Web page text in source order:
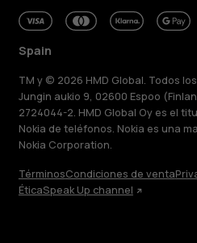
Spain
TM y © 2026 HMD Global. Todos
Jungin aukio 9, 02600 Espoo
2724044-2. HMD Global Oy es el
Nokia de teléfonos. Nokia es una
Nokia Corporation.
TérminosCondiciones de venta
ÉticaSpeak Up channel